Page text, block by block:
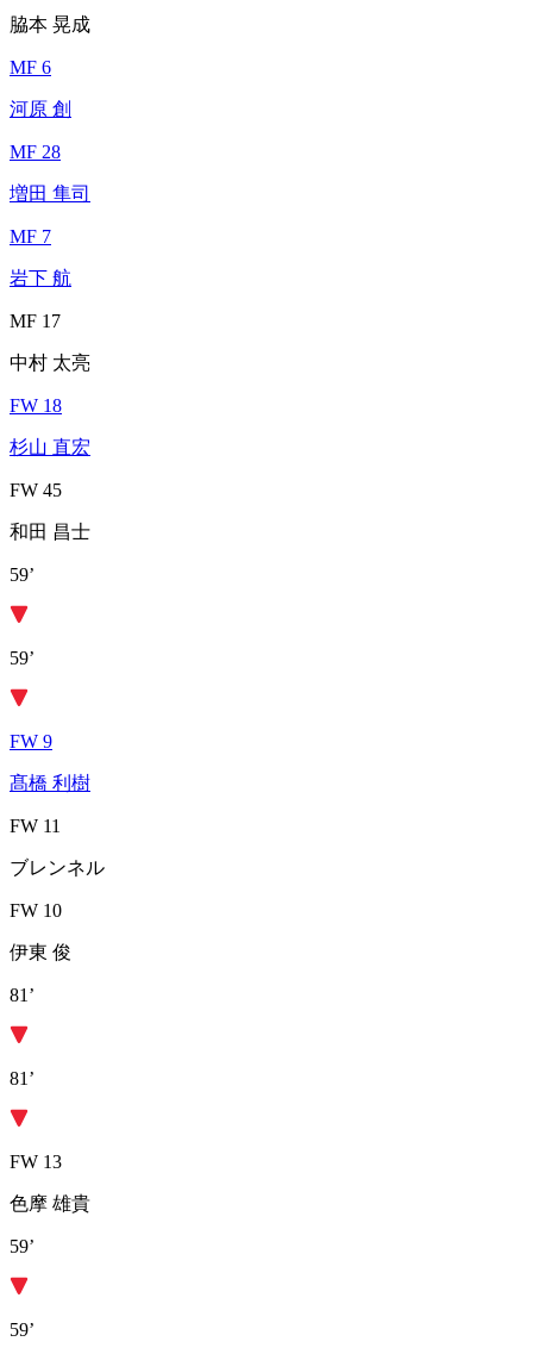
脇本 晃成
MF 6
河原 創
MF 28
増田 隼司
MF 7
岩下 航
MF 17
中村 太亮
FW 18
杉山 直宏
FW 45
和田 昌士
59’
59’
FW 9
髙橋 利樹
FW 11
ブレンネル
FW 10
伊東 俊
81’
81’
FW 13
色摩 雄貴
59’
59’